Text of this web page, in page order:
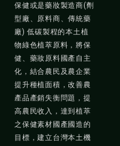
保健或是藥妝製造商(劑
型廠、原料商、傳統藥
廠) 低碳製程的本土植
物綠色植萃原料，將保
健、藥妝原料國產自主
化，結合農民及農企業
提升種植面積，改善農
產品產銷失衡問題，提
高農民收入，達到植萃
之保健素材國產國造的
目標，建立台灣本土機